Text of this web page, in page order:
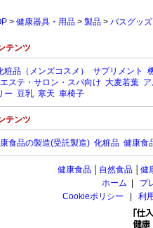
> 健康器具・用品 > 製品 > バスグッズ
テンツ
粧品（メンズコスメ） サプリメント
エステ・サロン・スパ向け 大麦若葉
ー 豆乳 寒天 車椅子
テンツ
食品の製造(受託製造) 化粧品 健康食
健康食品 自然食品 健
ホーム
プ
Cookieポリシー
利